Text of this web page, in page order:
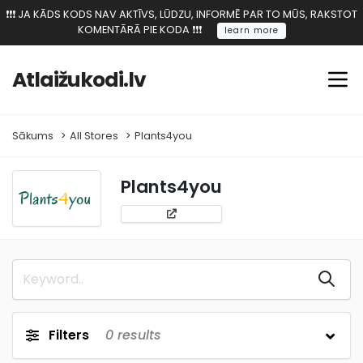
❗️❗️❗️ JA KĀDS KODS NAV AKTĪVS, LŪDZU, INFORMĒ PAR TO MŪS, RAKSTOT
KOMENTĀRĀ PIE KODA ❗️❗️❗️
learn more
Atlaižukodi.lv
Sākums All Stores Plants4you
Plants4you
Filters 0 results